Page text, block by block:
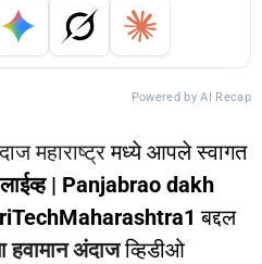
Powered by AI Recap
महाराष्ट्रमध्ये आपले स्वागत
| Panjabrao dakh
बद्दल
अंदाजव्हिडीओ